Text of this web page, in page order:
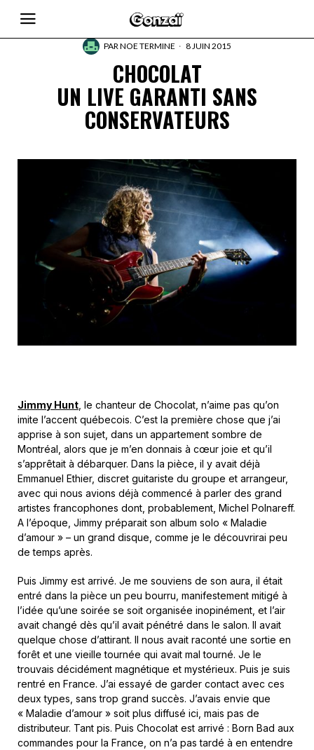
PARNOE TERMINE 8 JUIN 2015
CHOCOLAT
UN LIVE GARANTI SANS
CONSERVATEURS
Jimmy Hunt , le chanteur de Chocolat, n’aime pas qu’on
imite l’accent québecois. C’est la première chose que j’ai
apprise à son sujet, dans un appartement sombre de
Montréal, alors que je m’en donnais à cœur joie et qu’il
s’apprêtait à débarquer. Dans la pièce, il y avait déjà
Emmanuel Ethier, discret guitariste du groupe et arrangeur,
avec qui nous avions déjà commencé à parler des grand
artistes francophones dont, probablement, Michel Polnareff.
A l’époque, Jimmy préparait son album solo « Maladie
d’amour » – un grand disque, comme je le découvrirai peu
de temps après.
Puis Jimmy est arrivé. Je me souviens de son aura, il était
entré dans la pièce un peu bourru, manifestement mitigé à
l’idée qu’une soirée se soit organisée inopinément, et l’air
avait changé dès qu’il avait pénétré dans le salon. Il avait
quelque chose d’attirant. Il nous avait raconté une sortie en
forêt et une vieille tournée qui avait mal tourné. Je le
trouvais décidément magnétique et mystérieux. Puis je suis
rentré en France. J’ai essayé de garder contact avec ces
deux types, sans trop grand succès. J’avais envie que
« Maladie d’amour » soit plus diffusé ici, mais pas de
distributeur. Tant pis. Puis Chocolat est arrivé : Born Bad aux
commandes pour la France, on n’a pas tardé à en entendre